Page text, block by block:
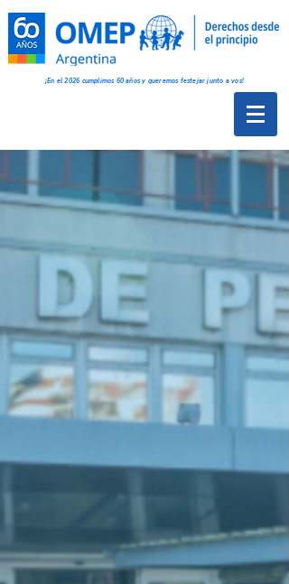
¡En el 2026 cumplimos 60 años y queremos festejar junto a vos!